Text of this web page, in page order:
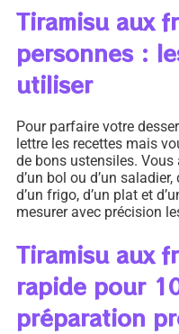
Tiramisu aux
personnes :
utiliser
Pour parfaire votre
lettre les recettes mais
de bons ustensiles. Vous
d’un bol ou d’un
d’un frigo, d’un plat et
mesurer avec précision
Tiramisu aux
rapide pour
préparation